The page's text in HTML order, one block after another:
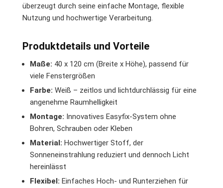
überzeugt durch seine einfache Montage, flexible
Nutzung und hochwertige Verarbeitung.
Produktdetails und Vorteile
Maße: 40 x 120 cm (Breite x Höhe), passend für
viele Fenstergrößen
Farbe: Weiß – zeitlos und lichtdurchlässig für eine
angenehme Raumhelligkeit
Montage: Innovatives Easyfix-System ohne
Bohren, Schrauben oder Kleben
Material: Hochwertiger Stoff, der
Sonneneinstrahlung reduziert und dennoch Licht
hereinlässt
Flexibel: Einfaches Hoch- und Runterziehen für